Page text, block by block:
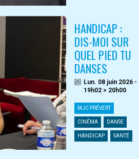
HANDICAP :
DIS-MOI SUR
QUEL PIED TU
DANSES
Lun. 08 juin 2026 -
19h02 > 20h00
MJC PRÉVERT
CINÉMA DANSE
HANDICAP SANTÉ